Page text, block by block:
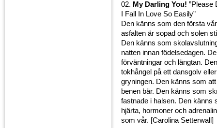
02. My Darling You! ”Please
I Fall In Love So Easily”
Den känns som den första
asfalten är sopad och solen
Den känns som
natten innan födelsedagen.
förväntningar och längtan.
tokhångel på ett dansgolv
gryningen. Den känns som
benen bär. Den känns som
fastnade i halsen. Den känns
hjärta, hormoner och
som vår. [Carolina Setterwall]